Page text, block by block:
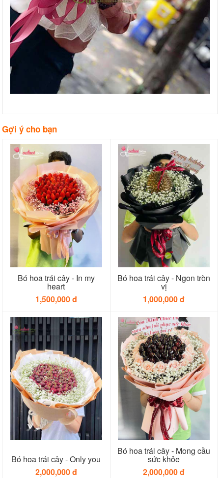
Gợi ý cho bạn
Bó hoa trái cây - In my
heart
1,500,000 đ
Bó hoa trái cây - Ngon tròn
vị
1,000,000 đ
Bó hoa trái cây - Only you
2,000,000 đ
Bó hoa trái cây - Mong cầu
sức khỏe
2,000,000 đ